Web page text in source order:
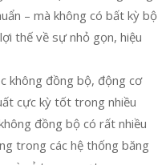
– mà không có bất kỳ bộ
thế về sự nhỏ gọn, hiệu
không đồng bộ, động cơ
cực kỳ tốt trong nhiều
đồng bộ có rất nhiều
trong các hệ thống băng